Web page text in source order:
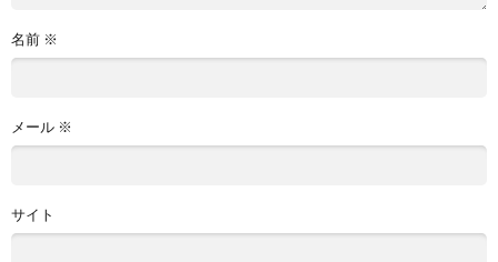
名前 ※
メール ※
サイト